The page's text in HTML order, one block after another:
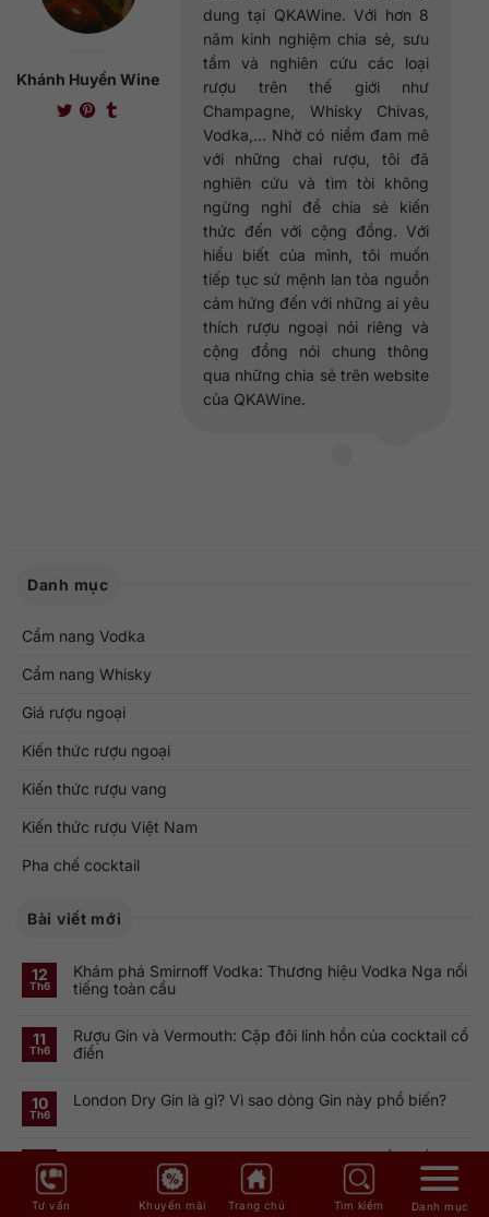
Khánh Huyền Wine
dung tại QKAWine. Với hơn 8
năm kinh nghiệm chia sẻ, sưu
tầm và nghiên cứu các loại
rượu trên thế giới như
Champagne, Whisky Chivas,
Vodka,... Nhờ có niềm đam mê
với những chai rượu, tôi đã
nghiên cứu và tìm tòi không
ngừng nghỉ để chia sẻ kiến
thức đến với cộng đồng. Với
hiểu biết của mình, tôi muốn
tiếp tục sứ mệnh lan tỏa nguồn
cảm hứng đến với những ai yêu
thích rượu ngoại nói riêng và
cộng đồng nói chung thông
qua những chia sẻ trên website
của QKAWine.
Danh mục
Cẩm nang Vodka
Cẩm nang Whisky
Giá rượu ngoại
Kiến thức rượu ngoại
Kiến thức rượu vang
Kiến thức rượu Việt Nam
Pha chế cocktail
Bài viết mới
12
Th6
Khám phá Smirnoff Vodka: Thương hiệu Vodka Nga nổi
tiếng toàn cầu
bình
luận
ở
Smirnoff
Vodka:
Nga
11
Th6
Rượu Gin và Vermouth: Cặp đôi linh hồn của cocktail cổ
điển
bình
luận
10
Th6
London Dry Gin là gì? Vì sao dòng Gin này phổ biến?
10
Th6
Rượu Gin Hà Lan: Genever và dòng Gin truyền thống
Tư vấn Khuyến mãi Trang chủ Tìm kiếm Danh mục